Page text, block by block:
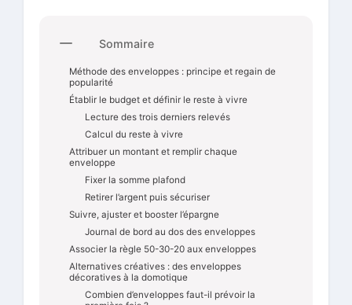
Sommaire
Méthode des enveloppes : principe et regain de
popularité
Établir le budget et définir le reste à vivre
Lecture des trois derniers relevés
Calcul du reste à vivre
Attribuer un montant et remplir chaque
enveloppe
Fixer la somme plafond
Retirer l’argent puis sécuriser
Suivre, ajuster et booster l’épargne
Journal de bord au dos des enveloppes
Associer la règle 50-30-20 aux enveloppes
Alternatives créatives : des enveloppes
décoratives à la domotique
Combien d’enveloppes faut-il prévoir la